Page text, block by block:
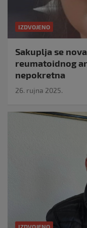
IZDVOJENO
Sakuplja se
reumatoidnog
nepokretna
26. rujna 2025.